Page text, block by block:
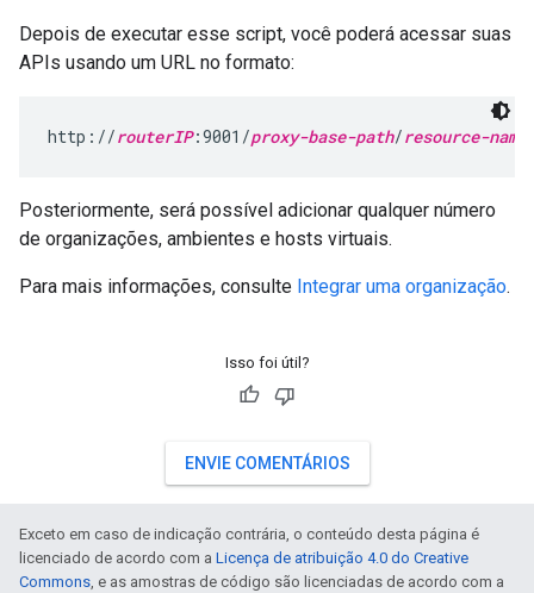
Depois de executar esse script, você poderá acessar suas
APIs usando um URL no formato:
http://routerIP:9001/proxy-base-path/resource-name
Posteriormente, será possível adicionar qualquer número
de organizações, ambientes e hosts virtuais.
Para mais informações, consulte Integrar uma organização.
Isso foi útil?
ENVIE COMENTÁRIOS
Exceto em caso de indicação contrária, o conteúdo desta página é
licenciado de acordo com a Licença de atribuição 4.0 do Creative
Commons, e as amostras de código são licenciadas de acordo com a